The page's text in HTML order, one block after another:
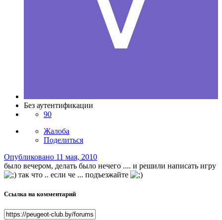
Без аутентификации
90
Жалоба
Поделиться
Опубликовано 11 мая, 2010
было вечером, делать было нечего .... и решили написать игру
так что .. если че ... подъезжайте
Ссылка на комментарий